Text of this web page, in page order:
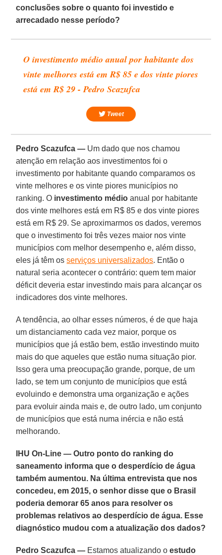
conclusões sobre o quanto foi investido e
arrecadado nesse período?
O investimento médio anual por habitante dos
vinte melhores está em R$ 85 e dos vinte piores
está em R$ 29 - Pedro Scazufca
Tweet
Pedro Scazufca — Um dado que nos chamou
atenção em relação aos investimentos foi o
investimento por habitante quando comparamos os
vinte melhores e os vinte piores municípios no
ranking. O investimento médio anual por habitante
dos vinte melhores está em R$ 85 e dos vinte piores
está em R$ 29. Se aproximarmos os dados, veremos
que o investimento foi três vezes maior nos vinte
municípios com melhor desempenho e, além disso,
eles já têm osserviços universalizados. Então o
natural seria acontecer o contrário: quem tem maior
déficit deveria estar investindo mais para alcançar os
indicadores dos vinte melhores.
A tendência, ao olhar esses números, é de que haja
um distanciamento cada vez maior, porque os
municípios que já estão bem, estão investindo muito
mais do que aqueles que estão numa situação pior.
Isso gera uma preocupação grande, porque, de um
lado, se tem um conjunto de municípios que está
evoluindo e demonstra uma organização e ações
para evoluir ainda mais e, de outro lado, um conjunto
de municípios que está numa inércia e não está
melhorando.
IHU On-Line — Outro ponto do ranking do
saneamento informa que o desperdício de água
também aumentou. Na última entrevista que nos
concedeu, em 2015, o senhor disse que o Brasil
poderia demorar 65 anos para resolver os
problemas relativos ao desperdício de água. Esse
diagnóstico mudou com a atualização dos dados?
Pedro Scazufca — Estamos atualizando oestudo